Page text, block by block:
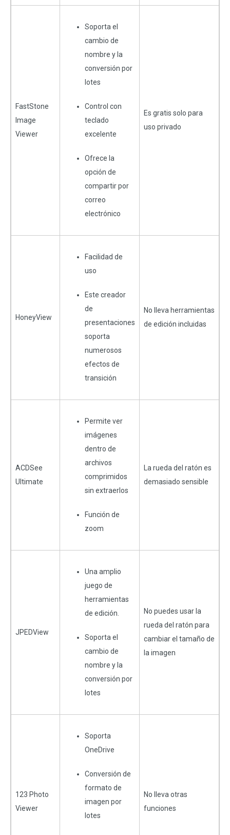
FastStone
Image
Viewer
Soporta el
cambio de
nombre y la
conversión por
lotes
Control con
teclado
excelente
Ofrece la
opción de
compartir por
correo
electrónico
Es gratis solo para
uso privado
HoneyView
Facilidad de
uso
Este creador
de
presentaciones
soporta
numerosos
efectos de
transición
No lleva herramientas
de edición incluidas
ACDSee
Ultimate
Permite ver
imágenes
dentro de
archivos
comprimidos
sin extraerlos
Función de
zoom
La rueda del ratón es
demasiado sensible
JPEDView
Una amplio
juego de
herramientas
de edición.
Soporta el
cambio de
nombre y la
conversión por
lotes
No puedes usar la
rueda del ratón para
cambiar el tamaño de
la imagen
123 Photo
Viewer
Soporta
OneDrive
Conversión de
formato de
imagen por
lotes
No lleva otras
funciones